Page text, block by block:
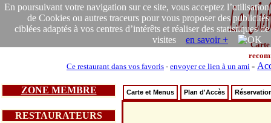
En poursuivant votre navigation sur ce site, vous acceptez l’utilisation
de Cookies ou autres traceurs pour vous proposer des publicités
ciblées adaptés à vos centres d’intérêts et réaliser des statistiques de
visites en savoir +
Carte
Ce restaurant dans vos favoris - envoyer ce lien à un ami -
ZONE MEMBRE
RESTAURATEURS
Carte et Menus Plan d'Accès